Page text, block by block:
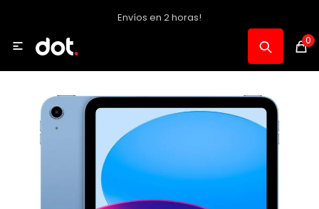
Envíos en 2 horas!
0

Notebooks y PC
Celulares, Relojes y Tablets